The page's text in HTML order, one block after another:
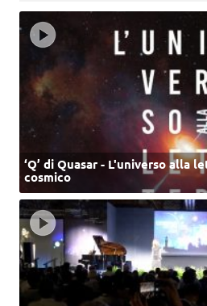
‘Q’ di Quasar - L'universo alla
cosmico